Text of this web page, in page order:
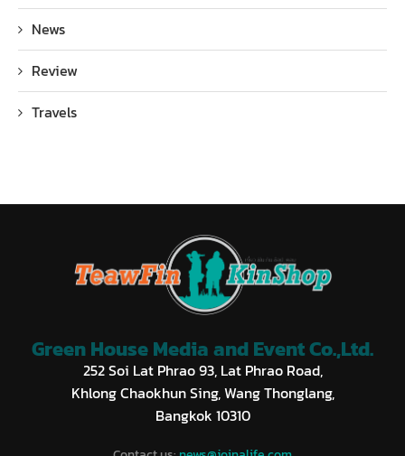
News
Review
Travels
Green House Media and Event Co.,Ltd.
252 Soi Lat Phrao 93, Lat Phrao Road,
Khlong Chaokhun Sing, Wang Thonglang,
Bangkok 10310